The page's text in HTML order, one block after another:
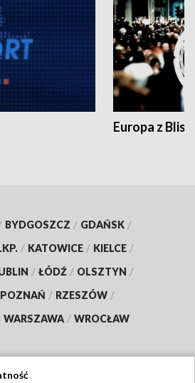
Europa z
BYDGOSZCZ / GDAŃSK /
/ KATOWICE / KIELCE /
/ ŁÓDŹ / OLSZTYN /
POZNAŃ / RZESZÓW /
WARSZAWA / WROCŁAW